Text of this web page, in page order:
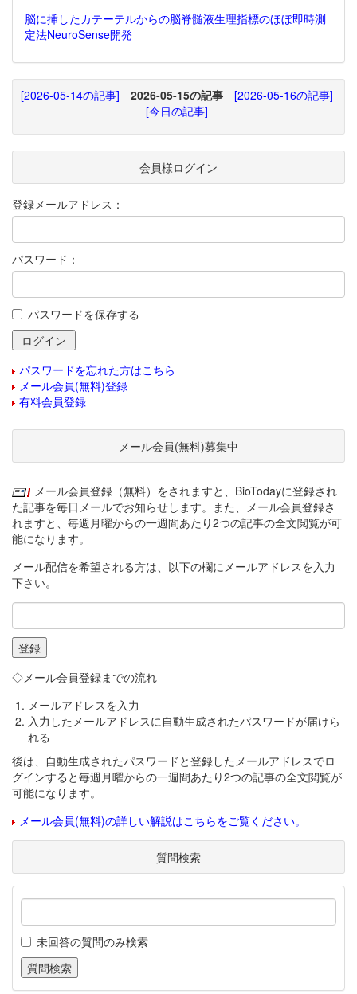
脳に挿したカテーテルからの脳脊髄液生理指標のほぼ即時測
定法NeuroSense開発
[2026-05-14の記事] 2026-05-15の記事
[2026-05-16の記事]
[今日の記事]
会員様ログイン
登録メールアドレス：
パスワード：
パスワードを保存する
パスワードを忘れた方はこちら
メール会員(無料)登録
有料会員登録
メール会員(無料)募集中
メール会員登録（無料）をされますと、BioTodayに登録され
た記事を毎日メールでお知らせします。また、メール会員登録さ
れますと、毎週月曜からの一週間あたり2つの記事の全文閲覧が可
能になります。
メール配信を希望される方は、以下の欄にメールアドレスを入力
下さい。
◇メール会員登録までの流れ
メールアドレスを入力
入力したメールアドレスに自動生成されたパスワードが届けら
れる
後は、自動生成されたパスワードと登録したメールアドレスでロ
グインすると毎週月曜からの一週間あたり2つの記事の全文閲覧が
可能になります。
メール会員(無料)の詳しい解説はこちらをご覧ください。
質問検索
未回答の質問のみ検索